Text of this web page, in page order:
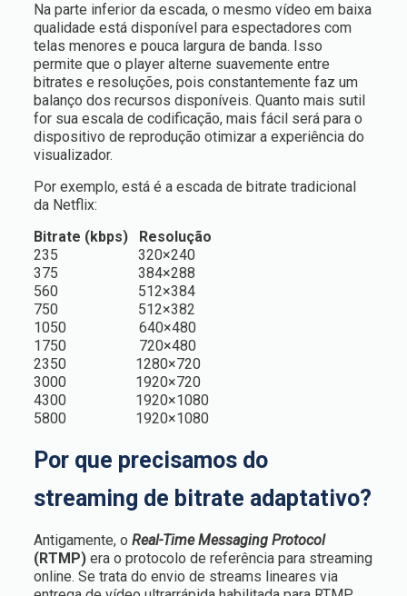
Na parte inferior da escada, o mesmo vídeo em baixa
qualidade está disponível para espectadores com
telas menores e pouca largura de banda. Isso
permite que o player alterne suavemente entre
bitrates e resoluções, pois constantemente faz um
balanço dos recursos disponíveis. Quanto mais sutil
for sua escala de codificação, mais fácil será para o
dispositivo de reprodução otimizar a experiência do
visualizador.
Por exemplo, está é a escada de bitrate tradicional
da Netflix:
Bitrate (kbps) Resolução
235 320×240
375 384×288
560 512×384
750 512×382
1050 640×480
1750 720×480
2350 1280×720
3000 1920×720
4300 1920×1080
5800 1920×1080
Por que precisamos do
streaming de bitrate adaptativo?
Antigamente, o Real-Time Messaging Protocol
(RTMP)era o protocolo de referência para streaming
online. Se trata do envio de streams lineares via